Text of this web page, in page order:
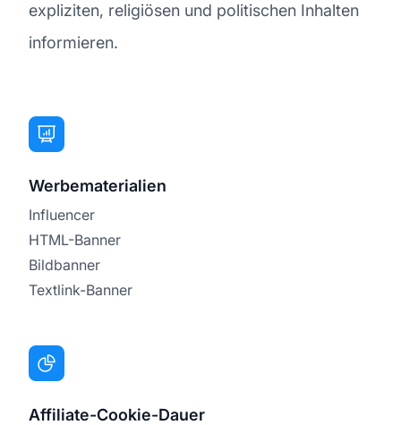
expliziten, religiösen und politischen Inhalten
informieren.
Werbematerialien
Influencer
HTML-Banner
Bildbanner
Textlink-Banner
Affiliate-Cookie-Dauer